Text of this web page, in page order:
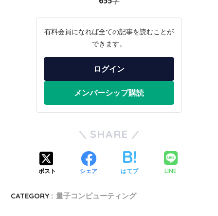
有料会員になれば全ての記事を読むことが
できます。
ログイン
メンバーシップ購読
SHARE
ポスト シェア はてブ LINE
CATEGORY : 量子コンピューティング